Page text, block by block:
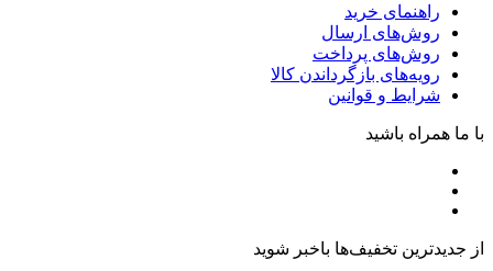
راهنمای خرید
روش‌های ارسال
روش‌های پرداخت
رویه‌های بازگرداندن کالا
شرایط و قوانین
با ما همراه باشید
از جدیدترین تخفیف‌ها باخبر شوید